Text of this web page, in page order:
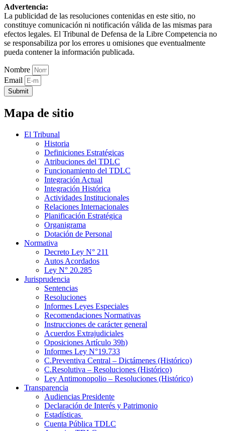
Advertencia:
La publicidad de las resoluciones contenidas en este sitio, no
constituye comunicación ni notificación válida de las mismas para
efectos legales. El Tribunal de Defensa de la Libre Competencia no
se responsabiliza por los errores u omisiones que eventualmente
pueda contener la información publicada.
Nombre
Email
Submit
Mapa de sitio
El Tribunal
Historia
Definiciones Estratégicas
Atribuciones del TDLC
Funcionamiento del TDLC
Integración Actual
Integración Histórica
Actividades Institucionales
Relaciones Internacionales
Planificación Estratégica
Organigrama
Dotación de Personal
Normativa
Decreto Ley N° 211
Autos Acordados
Ley N° 20.285
Jurisprudencia
Sentencias
Resoluciones
Informes Leyes Especiales
Recomendaciones Normativas
Instrucciones de carácter general
Acuerdos Extrajudiciales
Oposiciones Artículo 39h)
Informes Ley N°19.733
C.Preventiva Central – Dictámenes (Histórico)
C.Resolutiva – Resoluciones (Histórico)
Ley Antimonopolio – Resoluciones (Histórico)
Transparencia
Audiencias Presidente
Declaración de Interés y Patrimonio
Estadísticas
Cuenta Pública TDLC